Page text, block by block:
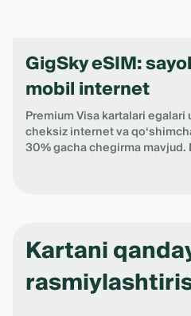
GigSky eSIM:
mobil internet
Premium Visa kartalari egalari
cheksiz internet va
30% gacha chegirma mavjud.
Kartani